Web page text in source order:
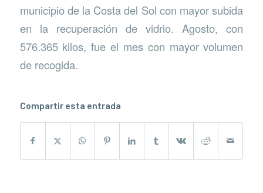
municipio de la Costa del Sol con mayor subida
en la recuperación de vidrio. Agosto, con
576.365 kilos, fue el mes con mayor volumen
de recogida.
Compartir esta entrada